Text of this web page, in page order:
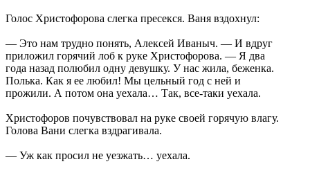
Голос Христофорова слегка пресекся. Ваня вздохнул:
— Это нам трудно понять, Алексей Иваныч. — И вдруг
приложил горячий лоб к руке Христофорова. — Я два
года назад полюбил одну девушку. У нас жила, беженка.
Полька. Как я ее любил! Мы цельный год с ней и
прожили. А потом она уехала… Так, все-таки уехала.
Христофоров почувствовал на руке своей горячую влагу.
Голова Вани слегка вздрагивала.
— Уж как просил не уезжать… уехала.